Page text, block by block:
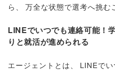
ら 、 万全な状態で選考へ挑む
LINEでいつでも連絡可能！
りと就活が進められる
エージェントとは、 LINEで